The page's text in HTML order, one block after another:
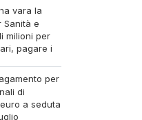
vara la
Sanità e
milioni per
pagare i
per
di
a seduta